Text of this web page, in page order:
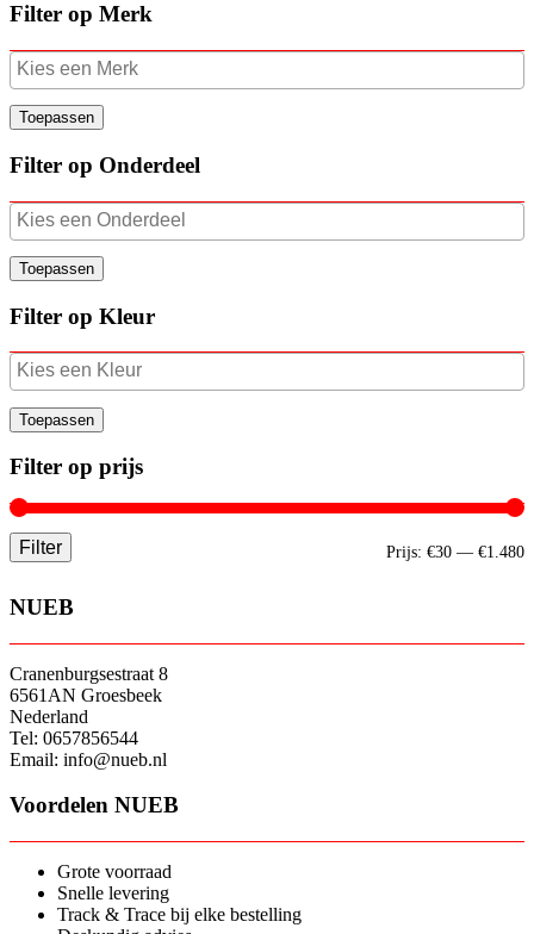
Filter op Merk
Toepassen
Filter op Onderdeel
Toepassen
Filter op Kleur
Toepassen
Filter op prijs
Filter Prijs: €30 — €1.480
NUEB
Cranenburgsestraat 8
6561AN Groesbeek
Nederland
Tel: 0657856544
Email: info@nueb.nl
Voordelen NUEB
Grote voorraad
Snelle levering
Track & Trace bij elke bestelling